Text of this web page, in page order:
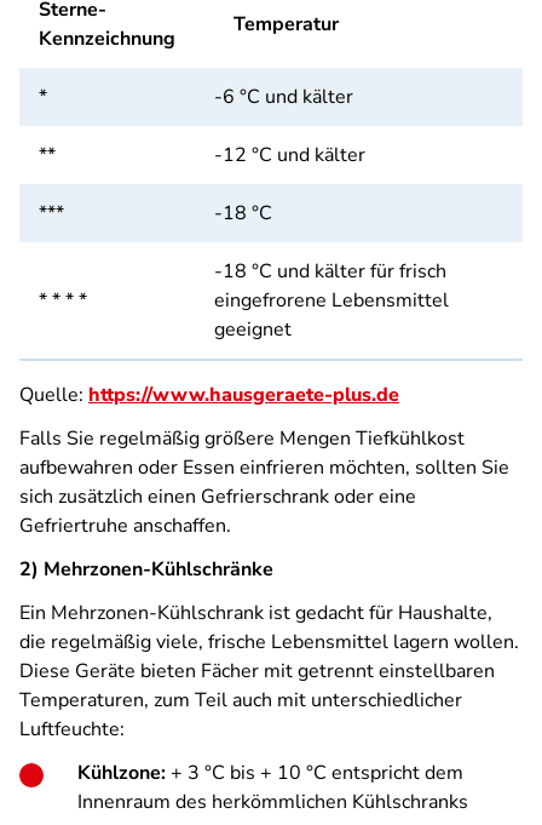
Sterne-
Kennzeichnung
Temperatur
* -6 °C und kälter
** -12 °C und kälter
*** -18 °C
* * * *
-18 °C und kälter für frisch
eingefrorene Lebensmittel
geeignet
Quelle: https://www.hausgeraete-plus.de
Falls Sie regelmäßig größere Mengen Tiefkühlkost
aufbewahren oder Essen einfrieren möchten, sollten Sie
sich zusätzlich einen Gefrierschrank oder eine
Gefriertruhe anschaffen.
2) Mehrzonen-Kühlschränke
Ein Mehrzonen-Kühlschrank ist gedacht für Haushalte,
die regelmäßig viele, frische Lebensmittel lagern wollen.
Diese Geräte bieten Fächer mit getrennt einstellbaren
Temperaturen, zum Teil auch mit unterschiedlicher
Luftfeuchte:
Kühlzone:+ 3 °C bis + 10 °C entspricht dem
Innenraum des herkömmlichen Kühlschranks